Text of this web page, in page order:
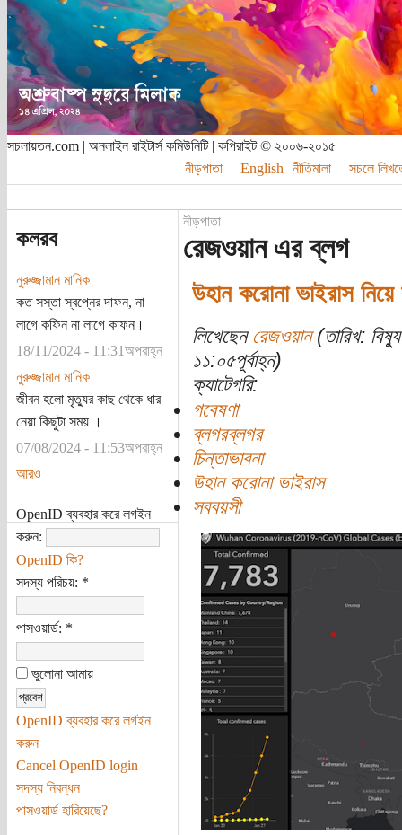
সচলায়তন.com | অনলাইন রাইটার্স কমিউনিটি | কপিরাইট © ২০০৬-২০১৫
নীড়পাতা
English নীতিমালা সচলে
কলরব
নুরুজ্জামান মানিক
কত সস্তা স্বপ্নের দাফন, না
লাগে কফিন না লাগে কাফন।
18/11/2024 - 11:31অপরাহ্ন
নুরুজ্জামান মানিক
জীবন হলো মৃত্যুর কাছ থেকে ধার
নেয়া কিছুটা সময় ।
07/08/2024 - 11:53অপরাহ্ন
আরও
OpenID ব্যবহার করে লগইন
করুন:
OpenID কি?
সদস্য পরিচয়: *
পাসওয়ার্ড: *
ভুলোনা আমায়
OpenID ব্যবহার করে লগইন
করুন
Cancel OpenID login
সদস্য নিবন্ধন
পাসওয়ার্ড হারিয়েছে?
নীড়পাতা
রেজওয়ান এর ব্লগ
উহান করোনা ভাইরাস নিয়ে
লিখেছেন রেজওয়ান(তারিখ:
১১:০৫পূর্বাহ্ন)
ক্যাটেগরি:
গবেষণা
ব্লগরব্লগর
চিন্তাভাবনা
উহান করোনা ভাইরাস
সববয়সী